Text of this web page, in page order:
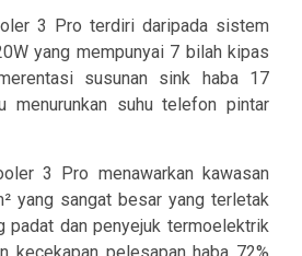
3 Pro terdiri daripada sistem
yang mempunyai 7 bilah kipas
susunan sink haba 17
menurunkan suhu telefon pintar
3 Pro menawarkan kawasan
yang sangat besar yang terletak
padat dan penyejuk termoelektrik